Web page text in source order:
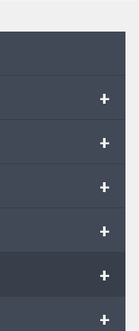
+
+
+
+
+
+